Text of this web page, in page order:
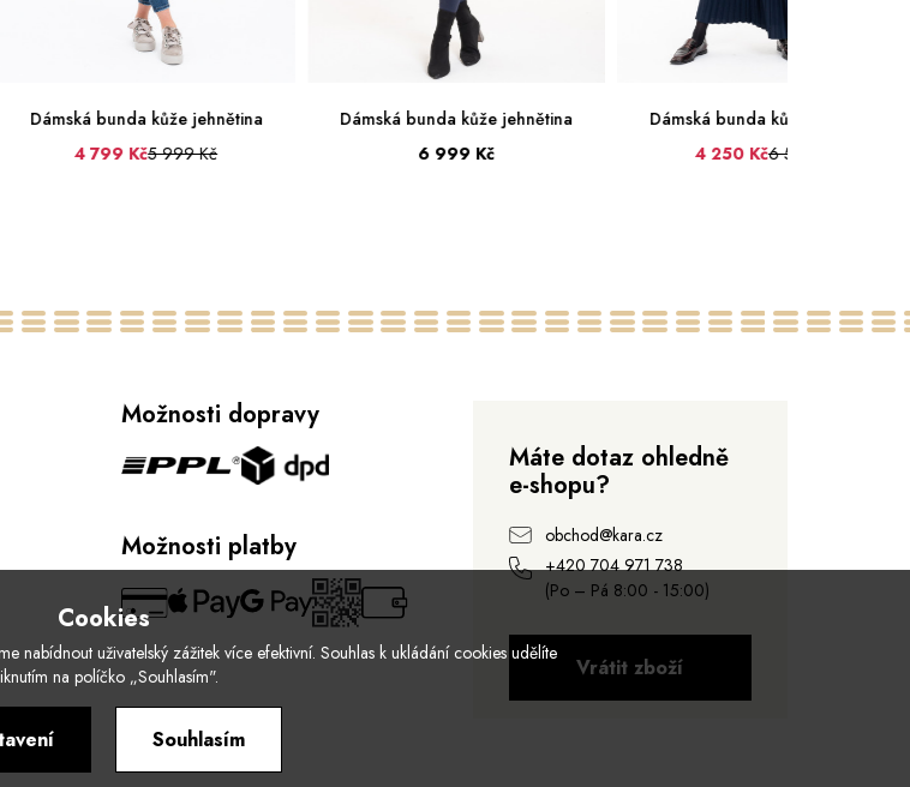
Dámská bunda kůže jehnětina
6 999 Kč
Dámská bunda kůže jehnětina
4 250 Kč
Pánská bunda kůže
5 999 Kč
Možnosti dopravy
Možnosti platby
Máte dotaz ohledně
e-shopu?
obchod@kara.cz
+420 704 971 738
(Po – Pá 8:00 - 15:00)
Vrátit zboží
Cookies
nabídnout uživatelský zážitek více efektivní. Souhlas k ukládání cookies udělíte
na políčko „Souhlasím".
Souhlasím